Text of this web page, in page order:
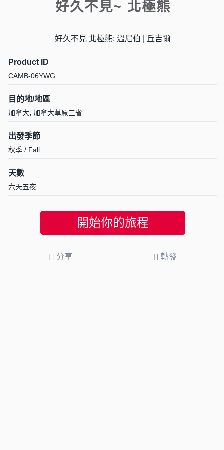
好久不見~ 北極熊
好久不見 北極熊: 溫尼伯 | 丘吉爾
Product ID
CAMB-06YWG
目的地/地區
加拿大, 加拿大草原三省
出發季節
秋季 / Fall
天數
六天五夜
開始你的旅程
分享 轉發